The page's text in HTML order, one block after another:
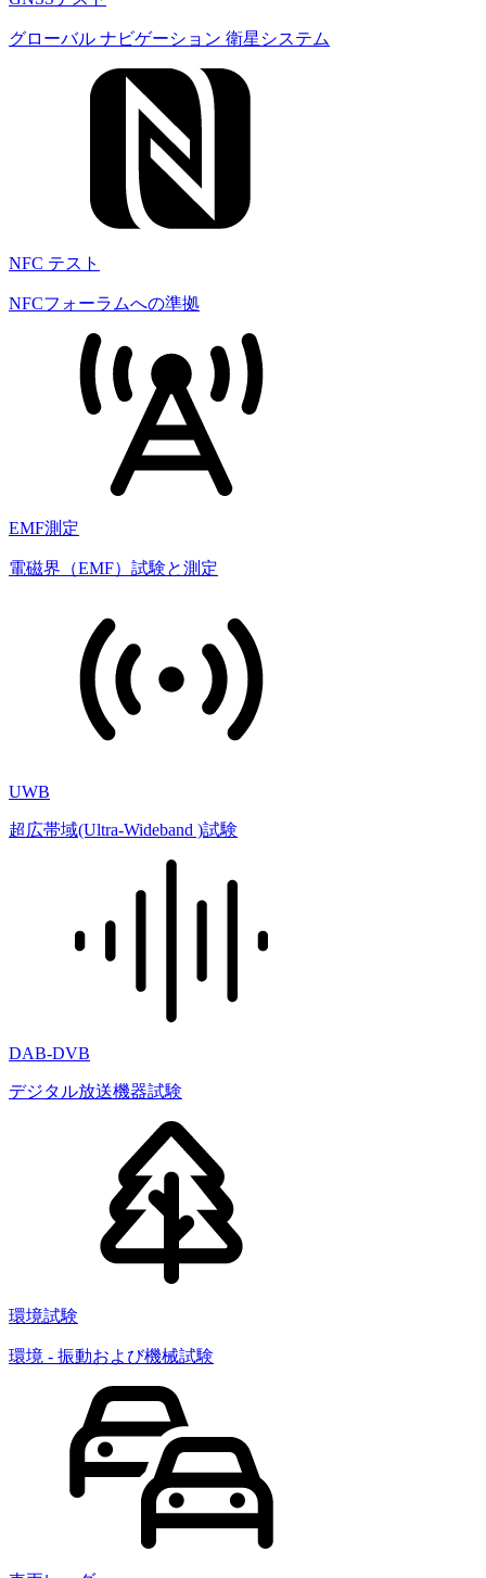
グローバル ナビゲーション 衛星システム
NFC テスト
NFCフォーラムへの準拠
EMF測定
電磁界（EMF）試験と測定
UWB
超広帯域(Ultra-Wideband )試験
DAB-DVB
デジタル放送機器試験
環境試験
環境 - 振動および機械試験